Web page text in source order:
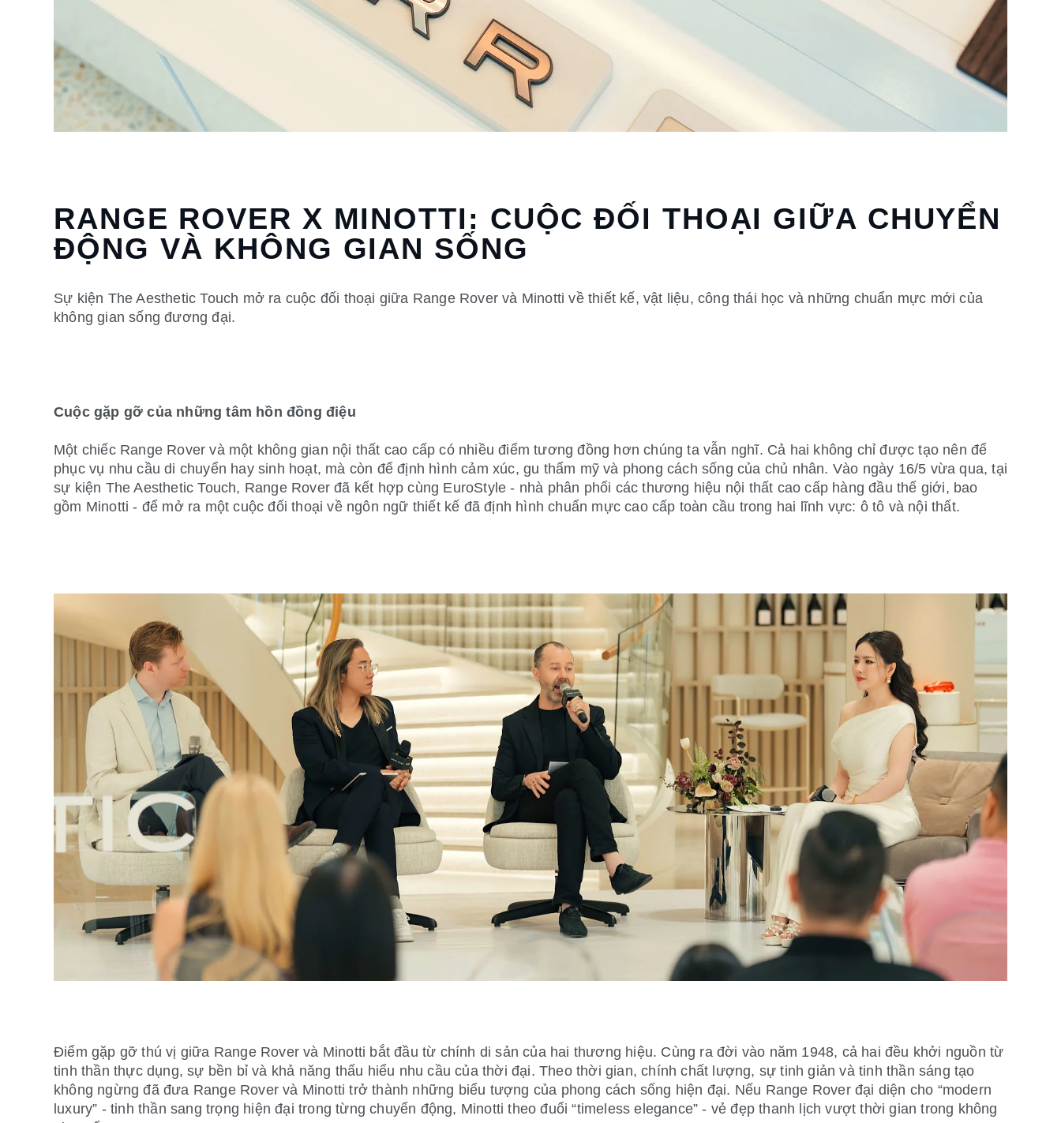
RANGE ROVER X MINOTTI: CUỘC ĐỐI THOẠI GIỮA CHUYỂN
ĐỘNG VÀ KHÔNG GIAN SỐNG
Sự kiện The Aesthetic Touch mở ra cuộc đối thoại giữa Range Rover và Minotti về thiết kế, vật liệu, công thái học và những chuẩn mực mới của
không gian sống đương đại.
Cuộc gặp gỡ của những tâm hồn đồng điệu
Một chiếc Range Rover và một không gian nội thất cao cấp có nhiều điểm tương đồng hơn chúng ta vẫn nghĩ. Cả hai không chỉ được tạo nên để
phục vụ nhu cầu di chuyển hay sinh hoạt, mà còn để định hình cảm xúc, gu thẩm mỹ và phong cách sống của chủ nhân. Vào ngày 16/5 vừa qua, tại
sự kiện The Aesthetic Touch, Range Rover đã kết hợp cùng EuroStyle - nhà phân phối các thương hiệu nội thất cao cấp hàng đầu thế giới, bao
gồm Minotti - để mở ra một cuộc đối thoại về ngôn ngữ thiết kế đã định hình chuẩn mực cao cấp toàn cầu trong hai lĩnh vực: ô tô và nội thất.
Điểm gặp gỡ thú vị giữa Range Rover và Minotti bắt đầu từ chính di sản của hai thương hiệu. Cùng ra đời vào năm 1948, cả hai đều khởi nguồn từ
tinh thần thực dụng, sự bền bỉ và khả năng thấu hiểu nhu cầu của thời đại. Theo thời gian, chính chất lượng, sự tinh giản và tinh thần sáng tạo
không ngừng đã đưa Range Rover và Minotti trở thành những biểu tượng của phong cách sống hiện đại. Nếu Range Rover đại diện cho “modern
luxury” - tinh thần sang trọng hiện đại trong từng chuyển động, Minotti theo đuổi “timeless elegance” - vẻ đẹp thanh lịch vượt thời gian trong không